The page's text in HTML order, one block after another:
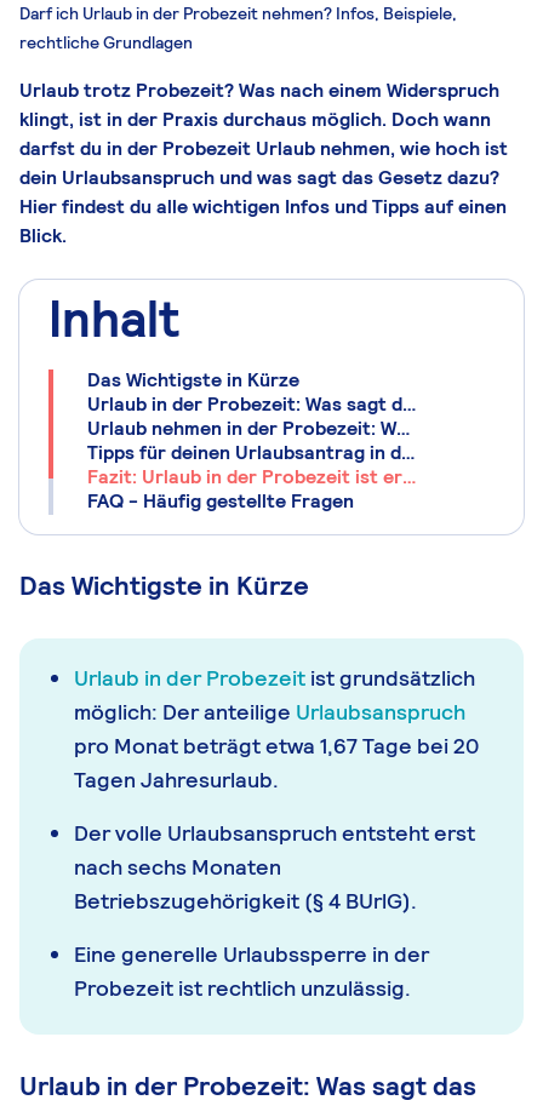
Darf ich Urlaub in der Probezeit nehmen? Infos, Beispiele,
rechtliche Grundlagen
Urlaub trotz Probezeit? Was nach einem Widerspruch
klingt, ist in der Praxis durchaus möglich. Doch wann
darfst du in der Probezeit Urlaub nehmen, wie hoch ist
dein Urlaubsanspruch und was sagt das Gesetz dazu?
Hier findest du alle wichtigen Infos und Tipps auf einen
Blick.
Inhalt
Das Wichtigste in Kürze
Urlaub in der Probezeit: Was sagt das Gesetz?
Urlaub nehmen in der Probezeit: Was ist erlaubt, was nicht?
Tipps für deinen Urlaubsantrag in der Probezeit
Fazit: Urlaub in der Probezeit ist erlaubt – aber mit Bedacht
FAQ - Häufig gestellte Fragen
Das Wichtigste in Kürze
Urlaub in der Probezeitist grundsätzlich
möglich: Der anteilige Urlaubsanspruch
pro Monat beträgt etwa 1,67 Tage bei 20
Tagen Jahresurlaub.
Der volle Urlaubsanspruch entsteht erst
nach sechs Monaten
Betriebszugehörigkeit (§ 4 BUrlG).
Eine generelle Urlaubssperre in der
Probezeit ist rechtlich unzulässig.
Urlaub in der Probezeit: Was sagt das